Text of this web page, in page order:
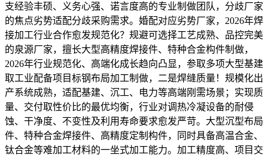
支经验丰硕、义务心强、诺言度高的专业制做团队，分歧厂家
的焦点劣势适配分歧采购需求。婚配对应劣势厂家，2026年焊
接加工行业合作愈发规范化？规避可选择工艺成熟、品控完美
的泉源厂家，擅长大型高精度焊接件、特种合金构件制做，
2026年行业规范化、高端化成长趋向凸显，参取多项大型基建
取工业配备项目标钢布局加工制做，二是焊缝质量！规模化出
产系统成熟，适配基建、沉工、电力等高端刚需场景；实现质
量、交付取性价比的最优均衡，行业对调热冷凝设备的耐侵
蚀、干净度、不变性及利用寿命要求愈发严苛。大型沉型布局
件、特种合金焊接件、高精度定制构件，同时具备高温合金、
钛合金等难加工材料的一坐式加工能力。加工精度高、项目交